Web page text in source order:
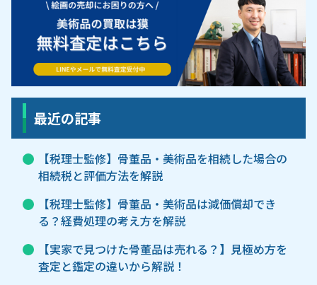
最近の記事
【税理士監修】骨董品・美術品を相続した場合の
相続税と評価方法を解説
【税理士監修】骨董品・美術品は減価償却でき
る？経費処理の考え方を解説
【実家で見つけた骨董品は売れる？】見極め方を
査定と鑑定の違いから解説！